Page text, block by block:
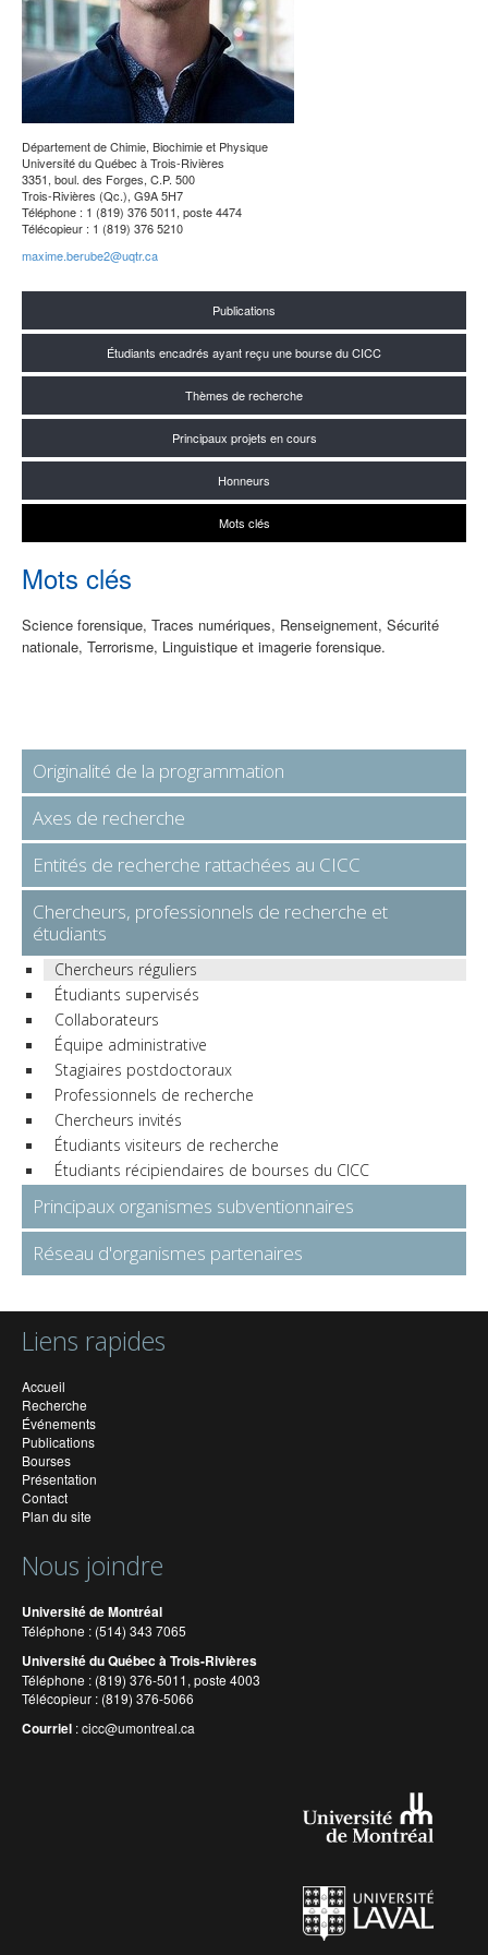
Département de Chimie, Biochimie et Physique
Université du Québec à Trois-Rivières
3351, boul. des Forges, C.P. 500
Trois-Rivières (Qc.), G9A 5H7
Téléphone : 1 (819) 376 5011, poste 4474
Télécopieur : 1 (819) 376 5210
maxime.berube2@uqtr.ca
Publications
Étudiants encadrés ayant reçu une bourse du CICC
Thèmes de recherche
Principaux projets en cours
Honneurs
Mots clés
Mots clés
Science forensique, Traces numériques, Renseignement, Sécurité
nationale, Terrorisme, Linguistique et imagerie forensique.
Originalité de la programmation
Axes de recherche
Entités de recherche rattachées au CICC
Chercheurs, professionnels de recherche et
étudiants
Chercheurs réguliers
Étudiants supervisés
Collaborateurs
Équipe administrative
Stagiaires postdoctoraux
Professionnels de recherche
Chercheurs invités
Étudiants visiteurs de recherche
Étudiants récipiendaires de bourses du CICC
Principaux organismes subventionnaires
Réseau d'organismes partenaires
Liens rapides
Accueil
Recherche
Événements
Publications
Bourses
Présentation
Contact
Plan du site
Nous joindre
Université de Montréal
Téléphone : (514) 343 7065
Université du Québec à Trois-Rivières
Téléphone : (819) 376-5011, poste 4003
Télécopieur : (819) 376-5066
Courriel :cicc@umontreal.ca